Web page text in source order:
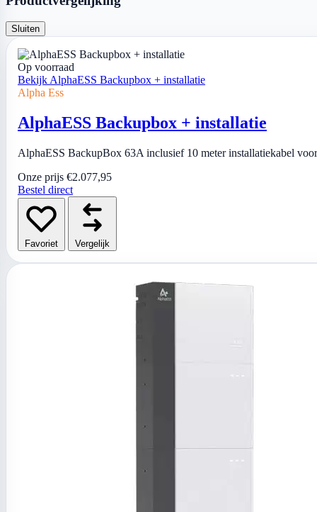
Sluiten
Op voorraad
Bekijk AlphaESS Backupbox + installatie
Alpha Ess
AlphaESS Backupbox + installatie
AlphaESS BackupBox 63A inclusief 10 meter installatiekabel
Onze prijs €2.077,95
Bestel direct
Favoriet Vergelijk